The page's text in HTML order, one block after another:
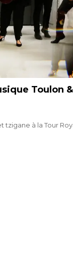
Toulon &
tzigane à la Tour